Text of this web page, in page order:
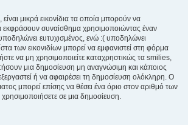
μικρά εικονίδια τα οποία μπορούν να
εκφράσουν συναίσθημα χρησιμοποιώντας έναν
ευτυχισμένος, ενώ :( υποδηλώνει
των εικονιδίων μπορεί να εμφανιστεί στη φόρμα
να μη χρησιμοποιείτε καταχρηστικώς τα smilies,
μια δημοσίευση μη αναγνώσιμη και κάποιος
ή να αφαιρέσει τη δημοσίευση ολόκληρη. Ο
μπορεί επίσης να θέσει ένα όριο στον αριθμό των
σε μια δημοσίευση.